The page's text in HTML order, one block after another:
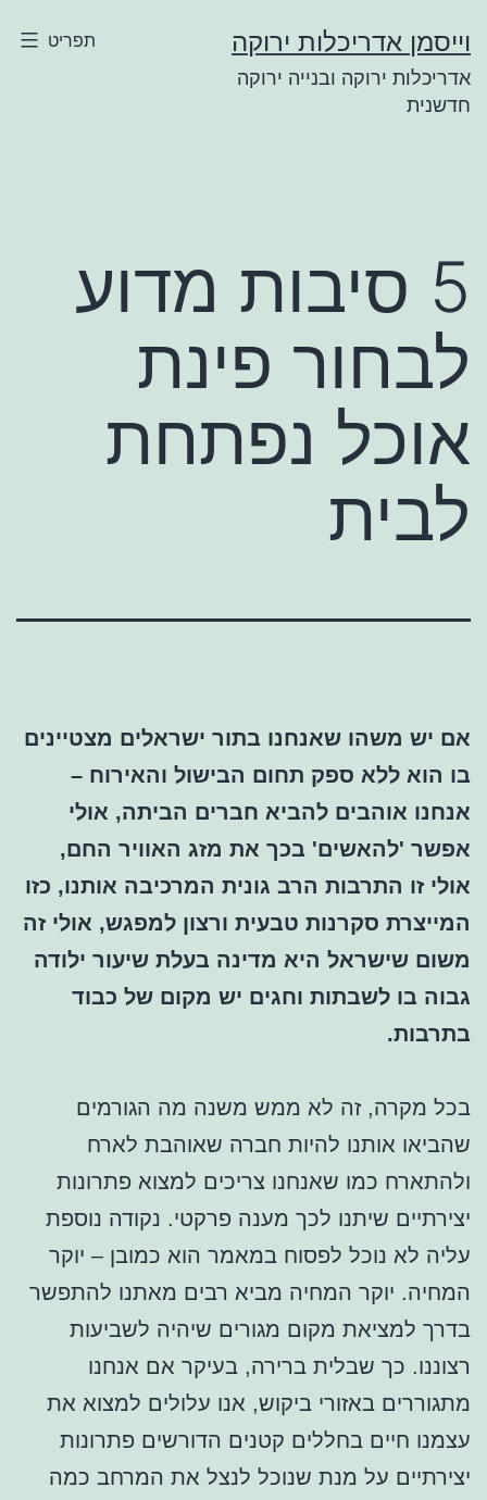
לתוכן
וייסמן אדריכלות ירוקה
אדריכלות ירוקה ובנייה ירוקה
חדשנית
תפריט
5 סיבות מדוע
לבחור פינת
אוכל נפתחת
לבית
אם יש משהו שאנחנו בתור ישראלים מצטיינים
בו הוא ללא ספק תחום הבישול והאירוח –
אנחנו אוהבים להביא חברים הביתה, אולי
אפשר 'להאשים' בכך את מזג האוויר החם,
אולי זו התרבות הרב גונית המרכיבה אותנו, כזו
המייצרת סקרנות טבעית ורצון למפגש, אולי זה
משום שישראל היא מדינה בעלת שיעור ילודה
גבוה בו לשבתות וחגים יש מקום של כבוד
בתרבות.
בכל מקרה, זה לא ממש משנה מה הגורמים
שהביאו אותנו להיות חברה שאוהבת לארח
ולהתארח כמו שאנחנו צריכים למצוא פתרונות
יצירתיים שיתנו לכך מענה פרקטי. נקודה נוספת
עליה לא נוכל לפסוח במאמר הוא כמובן – יוקר
המחיה. יוקר המחיה מביא רבים מאתנו להתפשר
בדרך למציאת מקום מגורים שיהיה לשביעות
רצוננו. כך שבלית ברירה, בעיקר אם אנחנו
מתגוררים באזורי ביקוש, אנו עלולים למצוא את
עצמנו חיים בחללים קטנים הדורשים פתרונות
יצירתיים על מנת שנוכל לנצל את המרחב כמה